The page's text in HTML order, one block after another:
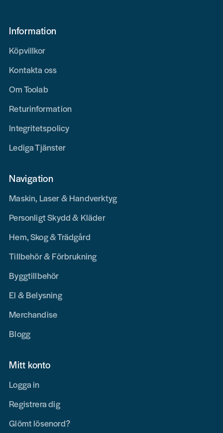
Information
Köpvillkor
Kontakta oss
Om Toolab
Returinformation
Integritetspolicy
Lediga Tjänster
Navigation
Maskin, Laser & Handverktyg
Personligt Skydd & Kläder
Hem, Skog & Trädgård
Tillbehör & Förbrukning
Byggtillbehör
El & Belysning
Merchandise
Blogg
Mitt konto
Logga in
Registrera dig
Glömt lösenord?